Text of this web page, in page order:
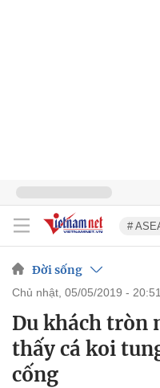
#
Đời sống
chủ nhật, 05/05/2019 - 20:51
Du khách tròn
thấy cá koi
cống